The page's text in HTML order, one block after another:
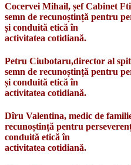
Cocervei Mihail, șef Cabinet
semn de recunoștință pentru
și conduită etică în
activitatea cotidiană.
Petru Ciubotaru,director al
semn de recunoștință pentru
și conduită etică în
activitatea cotidiană.
Dîru Valentina, medic de
recunoștință pentru
conduită etică în
activitatea cotidiană.